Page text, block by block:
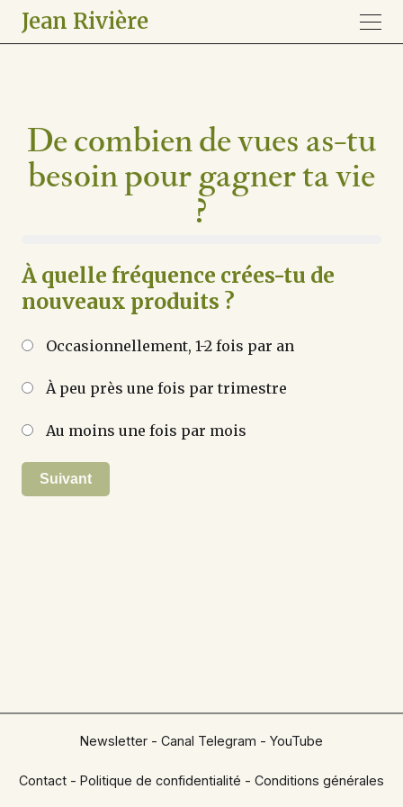
Jean Rivière
De combien de vues as-tu
besoin pour gagner ta vie
?
À quelle fréquence crées-tu de
nouveaux produits ?
Occasionnellement, 1-2 fois par an
À peu près une fois par trimestre
Au moins une fois par mois
Suivant
Newsletter - Canal Telegram - YouTube
Contact - Politique de confidentialité - Conditions générales